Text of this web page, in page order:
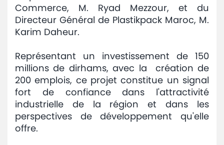
Médiaroom
Contact
Commerce, M. Ryad Mezzour, et du
Directeur Général de Plastikpack Maroc, M.
Karim Daheur.
Représentant un investissement de 150
millions de dirhams, avec la création de
200 emplois, ce projet constitue un signal
fort de confiance dans l'attractivité
industrielle de la région et dans les
perspectives de développement qu'elle
offre.